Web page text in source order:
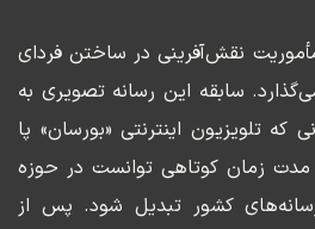
مأموریت نقش‌آفرینی در ساختن فردای
سابقه این رسانه تصویری به
زمانی که تلویزیون اینترنتی «بورسان» پا
زمان کوتاهی توانست در حوزه
رسانه‌های کشور تبدیل شود. پس از